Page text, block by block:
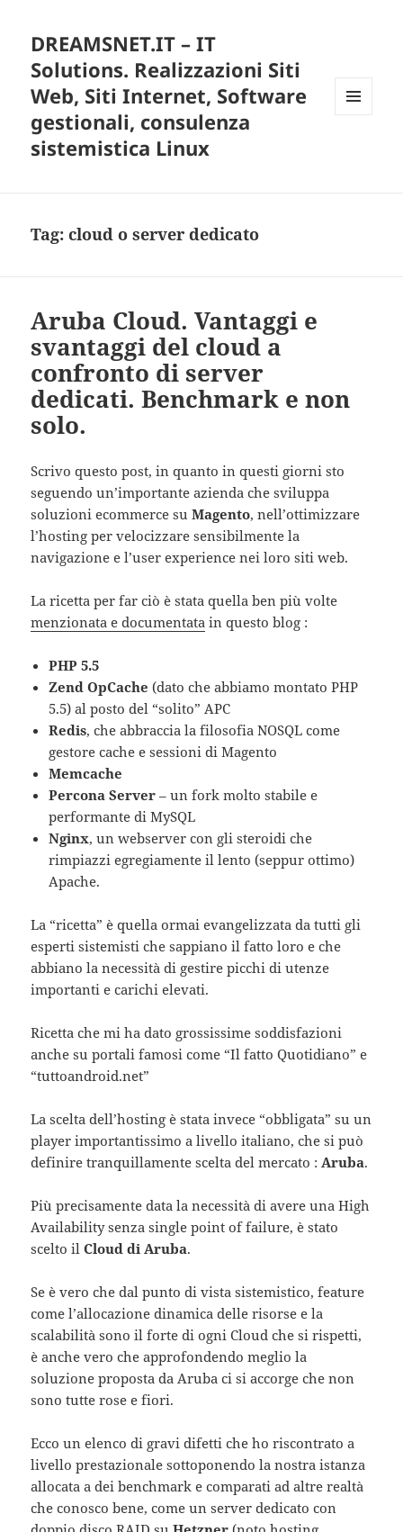
DREAMSNET.IT – IT
Solutions. Realizzazioni Siti
Web, Siti Internet, Software
gestionali, consulenza
sistemistica Linux
Tag:cloud o server dedicato
Aruba Cloud. Vantaggi e
svantaggi del cloud a
confronto di server
dedicati. Benchmark e non
solo.
Scrivo questo post, in quanto in questi giorni sto
seguendo un’importante azienda che sviluppa
soluzioni ecommerce suMagento, nell’ottimizzare
l’hosting per velocizzare sensibilmente la
navigazione e l’user experience nei loro siti web.
La ricetta per far ciò è stata quella ben più volte
menzionata e documentata in questo blog :
PHP 5.5
Zend OpCache (dato che abbiamo montato PHP
5.5) al posto del “solito” APC
Redis, che abbraccia la filosofia NOSQL come
gestore cache e sessioni di Magento
Memcache
Percona Server – un fork molto stabile e
performante di MySQL
Nginx, un webserver con gli steroidi che
rimpiazzi egregiamente il lento (seppur ottimo)
Apache.
La “ricetta” è quella ormai evangelizzata da tutti gli
esperti sistemisti che sappiano il fatto loro e che
abbiano la necessità di gestire picchi di utenze
importanti e carichi elevati.
Ricetta che mi ha dato grossissime soddisfazioni
anche su portali famosi come “Il fatto Quotidiano” e
“tuttoandroid.net”
La scelta dell’hosting è stata invece “obbligata” su un
player importantissimo a livello italiano, che si può
definire tranquillamente scelta del mercato :Aruba.
Più precisamente data la necessità di avere una High
Availability senza single point of failure, è stato
scelto ilCloud di Aruba.
Se è vero che dal punto di vista sistemistico, feature
come l’allocazione dinamica delle risorse e la
scalabilità sono il forte di ogni Cloud che si rispetti,
è anche vero che approfondendo meglio la
soluzione proposta da Aruba ci si accorge che non
sono tutte rose e fiori.
Ecco un elenco di gravi difetti che ho riscontrato a
livello prestazionale sottoponendo la nostra istanza
allocata a dei benchmark e comparati ad altre realtà
che conosco bene, come un server dedicato con